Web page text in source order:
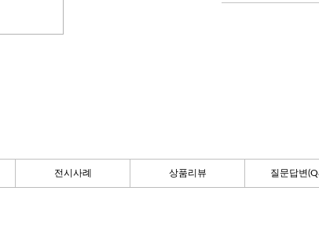
전시사례 상품리뷰 질문답변